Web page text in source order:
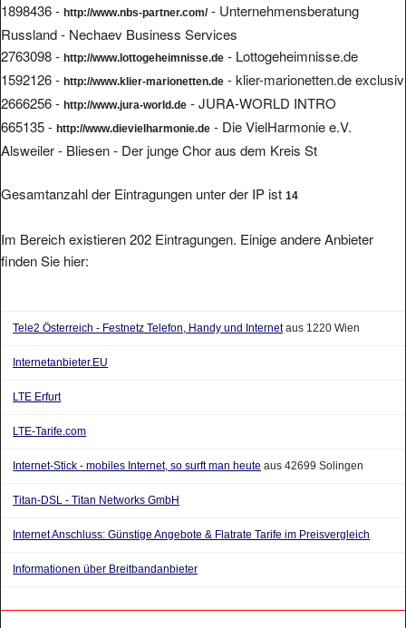
1898436 - http://www.nbs-partner.com/- Unternehmensberatung
Russland - Nechaev Business Services
2763098 - http://www.lottogeheimnisse.de - Lottogeheimnisse.de
1592126 - http://www.klier-marionetten.de - klier-marionetten.de exclusiv
2666256 - http://www.jura-world.de - JURA-WORLD INTRO
665135 - http://www.dievielharmonie.de - Die VielHarmonie e.V.
Alsweiler - Bliesen - Der junge Chor aus dem Kreis St
Gesamtanzahl der Eintragungen unter der IP ist 14
Im Bereich existieren 202 Eintragungen. Einige andere Anbieter
finden Sie hier:
Tele2 Österreich - Festnetz Telefon, Handy und Internetaus 1220 Wien
Internetanbieter.EU
LTE Erfurt
LTE-Tarife.com
Internet-Stick - mobiles Internet, so surft man heute aus 42699 Solingen
Titan-DSL - Titan Networks GmbH
Internet Anschluss: Günstige Angebote & Flatrate Tarife im Preisvergleich
Informationen über Breitbandanbieter